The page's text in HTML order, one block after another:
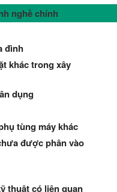
nghề chính
đình
khác trong xây
dụng
tùng máy khác
được phân vào
thuật có liên quan